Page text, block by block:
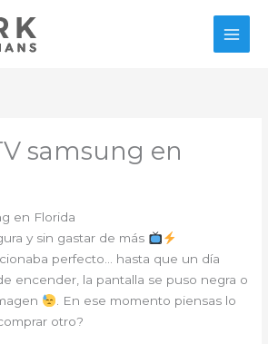
samsung en
en Florida
y sin gastar de más
perfecto… hasta que un día
encender, la pantalla se puso negra o
. En ese momento piensas lo
otro?